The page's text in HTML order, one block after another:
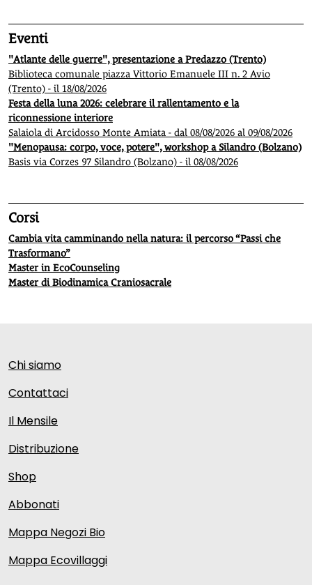
Eventi
"Atlante delle guerre", presentazione a Predazzo (Trento)
Biblioteca comunale piazza Vittorio Emanuele III n. 2 Avio
(Trento) - il 18/08/2026
Festa della luna 2026: celebrare il rallentamento e la
riconnessione interiore
Salaiola di Arcidosso Monte Amiata - dal 08/08/2026 al 09/08/2026
"Menopausa: corpo, voce, potere", workshop a Silandro (Bolzano)
Basis via Corzes 97 Silandro (Bolzano) - il 08/08/2026
Corsi
Cambia vita camminando nella natura: il percorso “Passi che
Trasformano”
Master in EcoCounseling
Master di Biodinamica Craniosacrale
Chi siamo
Contattaci
Il Mensile
Distribuzione
Shop
Abbonati
Mappa Negozi Bio
Mappa Ecovillaggi